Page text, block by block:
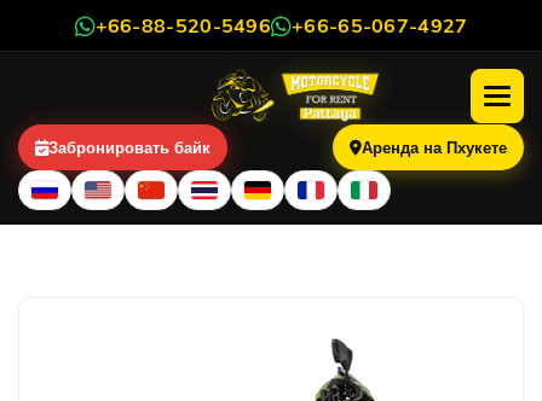
+66-88-520-5496 +66-65-067-4927
Забронировать байк Аренда на Пхукете